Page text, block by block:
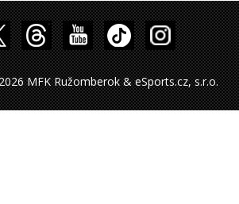
MFK Ružomberok & eSports.cz, s.r.o.